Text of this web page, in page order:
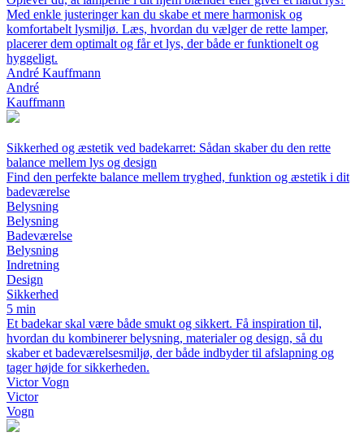
Med enkle justeringer kan du skabe et mere harmonisk og
komfortabelt lysmiljø. Læs, hvordan du vælger de rette lamper,
placerer dem optimalt og får et lys, der både er funktionelt og
hyggeligt.
André Kauffmann
André
Kauffmann
Sikkerhed og æstetik ved badekarret: Sådan skaber du den rette
balance mellem lys og design
Find den perfekte balance mellem tryghed, funktion og æstetik i dit
badeværelse
Belysning
Belysning
Badeværelse
Belysning
Indretning
Design
Sikkerhed
5 min
Et badekar skal være både smukt og sikkert. Få inspiration til,
hvordan du kombinerer belysning, materialer og design, så du
skaber et badeværelsesmiljø, der både indbyder til afslapning og
tager højde for sikkerheden.
Victor Vogn
Victor
Vogn